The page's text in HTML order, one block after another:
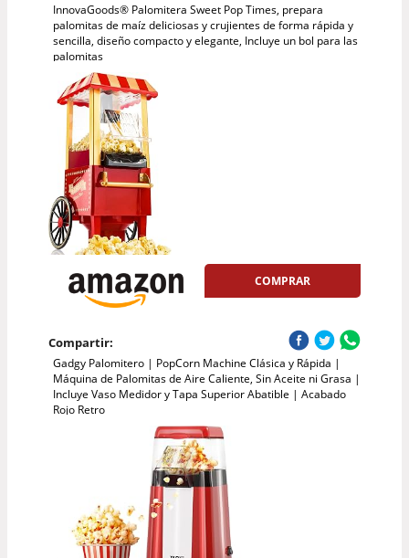
InnovaGoods® Palomitera Sweet Pop Times, prepara
palomitas de maíz deliciosas y crujientes de forma rápida y
sencilla, diseño compacto y elegante, Incluye un bol para las
palomitas
COMPRAR
Compartir:
Gadgy Palomitero | PopCorn Machine Clásica y Rápida |
Máquina de Palomitas de Aire Caliente, Sin Aceite ni Grasa |
Incluye Vaso Medidor y Tapa Superior Abatible | Acabado
Rojo Retro